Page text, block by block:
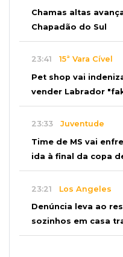
Chamas altas
Chapadão do Sul
23:41 15ª Vara Cível
Pet shop vai
vender Labrador
23:33 Juventude
Time de MS vai
ida à final da copa
23:21 Los Angeles
Denúncia leva ao
sozinhos em casa